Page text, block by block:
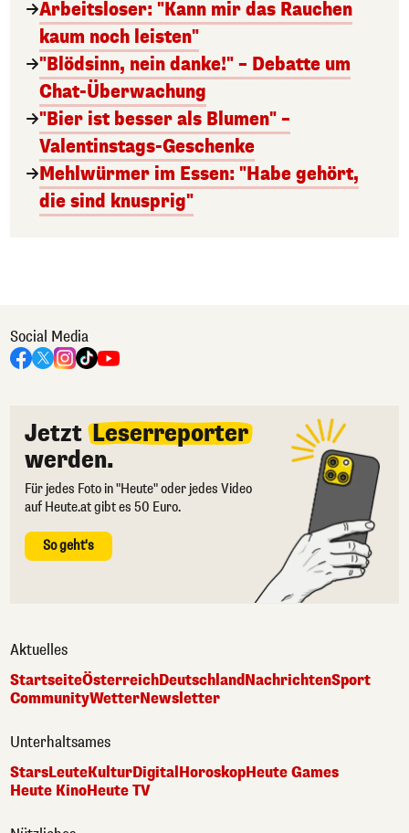
Arbeitsloser: "Kann mir das Rauchen
kaum noch leisten"
"Blödsinn, nein danke!" – Debatte um
Chat-Überwachung
"Bier ist besser als Blumen" –
Valentinstags-Geschenke
Mehlwürmer im Essen: "Habe gehört,
die sind knusprig"
Social Media
Jetzt Leserreporter
werden.
Für jedes Foto in "Heute" oder jedes Video
auf Heute.at gibt es 50 Euro.
So geht's
Aktuelles
StartseiteÖsterreichDeutschlandNachrichtenSport
CommunityWetterNewsletter
Unterhaltsames
StarsLeuteKulturDigital HoroskopHeute Games
Heute KinoHeute TV